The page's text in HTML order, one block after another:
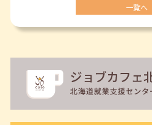
一覧へ